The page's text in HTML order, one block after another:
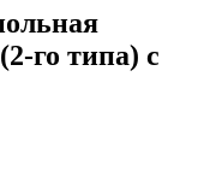
го типа) с